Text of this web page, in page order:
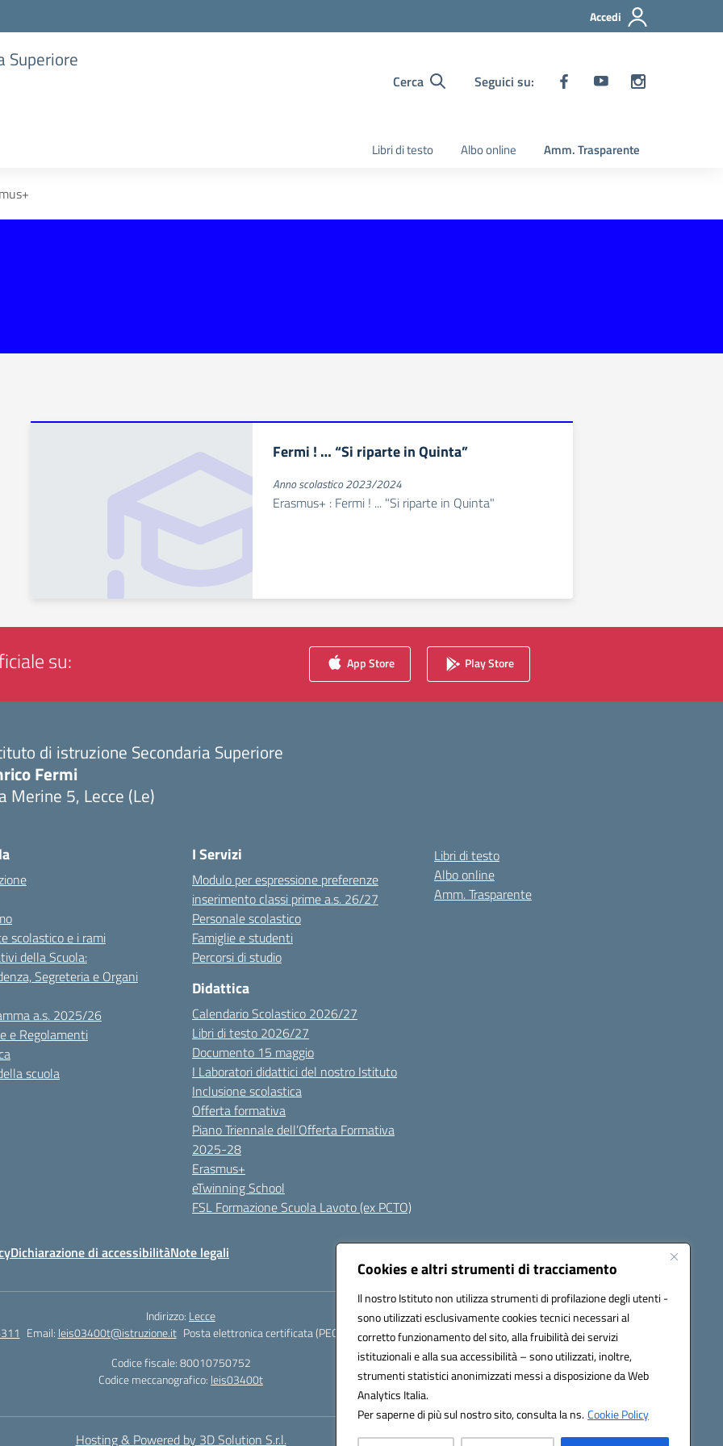
Cookies e altri strumenti di tracciamento
Il nostro Istituto non utilizza strumenti di profilazione degli utenti -
sono utilizzati esclusivamente cookies tecnici necessari al
corretto funzionamento del sito, alla fruibilità dei servizi
istituzionali e alla sua accessibilità – sono utilizzati, inoltre,
strumenti statistici anonimizzati messi a disposizione da Web
Analytics Italia.
Per saperne di più sul nostro sito, consulta la ns.Cookie Policy
Accedi
Superiore
Cerca Seguici su:
Libri di testo Albo online Amm. Trasparente
Fermi ! … “Si riparte in Quinta”
Anno scolastico 2023/2024
Erasmus+ : Fermi ! ... "Si riparte in Quinta"
su: App Store Play Store
di istruzione Secondaria Superiore
Fermi
Merine 5, Lecce (Le)
scolastico e i rami
della Scuola:
Segreteria e Organi
a.s. 2025/26
e Regolamenti
scuola
I Servizi
Modulo per espressione preferenze
inserimento classi prime a.s. 26/27
Personale scolastico
Famiglie e studenti
Percorsi di studio
Didattica
Calendario Scolastico 2026/27
Libri di testo 2026/27
Documento 15 maggio
I Laboratori didattici del nostro Istituto
Inclusione scolastica
Offerta formativa
Piano Triennale dell’Offerta Formativa
2025-28
Erasmus+
eTwinning School
FSL Formazione Scuola Lavoto (ex PCTO)
Libri di testo
Albo online
Amm. Trasparente
Dichiarazione di accessibilitàNote legali Seguici su:
Indirizzo: Lecce
Email: leis03400t@istruzione.it Posta elettronica certificata (PEC):
leis03400t@pec.istruzione.it
Codice fiscale: 80010750752
Codice meccanografico: leis03400t
Hosting & Powered by 3D Solution S.r.l.